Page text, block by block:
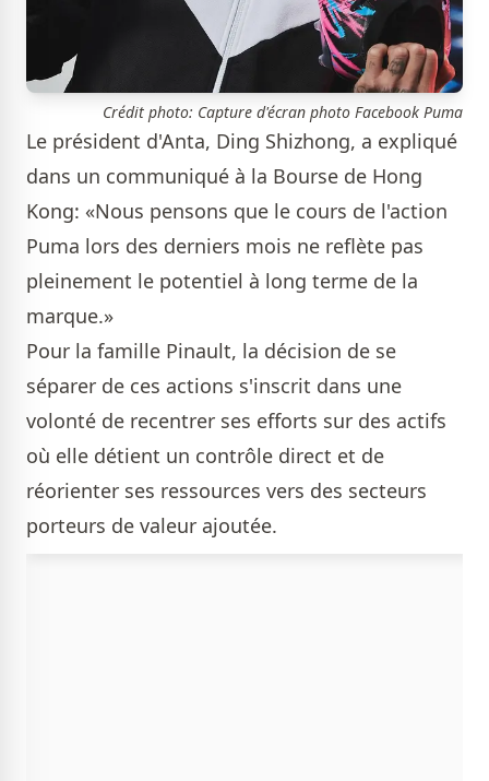
Crédit photo: Capture d'écran photo Facebook Puma
Le président d'Anta, Ding Shizhong, a expliqué
dans un communiqué à la Bourse de Hong
Kong: «Nous pensons que le cours de l'action
Puma lors des derniers mois ne reflète pas
pleinement le potentiel à long terme de la
marque.»
Pour la famille Pinault, la décision de se
séparer de ces actions s'inscrit dans une
volonté de recentrer ses efforts sur des actifs
où elle détient un contrôle direct et de
réorienter ses ressources vers des secteurs
porteurs de valeur ajoutée.